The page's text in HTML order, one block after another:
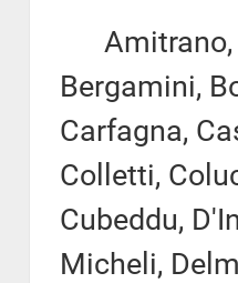
Amitrano,
Bergamini,
Carfagna,
Colletti,
Cubeddu,
Micheli,